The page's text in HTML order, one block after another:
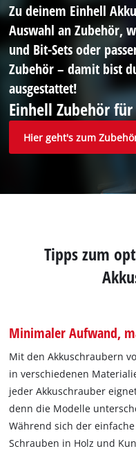
Zu deinem Einhell
Auswahl an Zubehör,
und Bit-Sets oder
Zubehör – damit bist
ausgestattet!
Einhell Zubehör
Hier geht's zum
Tipps zum
Minimaler Aufwand,
Mit den Akkuschraubern
in verschiedenen
jeder Akkuschrauber
denn die Modelle
Während sich der
Schrauben in Holz und